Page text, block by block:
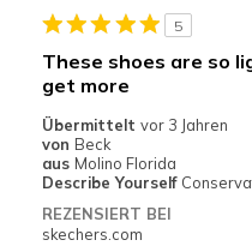
5
These shoes are so
get more
Übermittelt vor 3 Jahren
von Beck
aus Molino Florida
Describe Yourself
REZENSIERT BEI
skechers.com